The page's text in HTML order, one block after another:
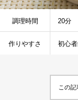
調理時間 20分
作りやすさ 初心
この